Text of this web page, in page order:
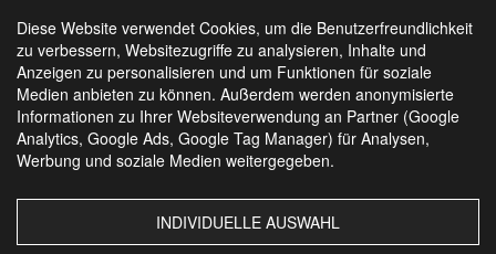
SIE FINDEN UNS AUCH AUF
Diese Website verwendet Cookies, um die Benutzerfreundlichkeit
zu verbessern, Websitezugriffe zu analysieren, Inhalte und
Anzeigen zu personalisieren und um Funktionen für soziale
Medien anbieten zu können. Außerdem werden anonymisierte
Informationen zu Ihrer Websiteverwendung an Partner (Google
Analytics, Google Ads, Google Tag Manager) für Analysen,
Werbung und soziale Medien weitergegeben.
INDIVIDUELLE AUSWAHL